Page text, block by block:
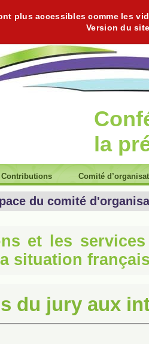
plus accessibles comme les
Version du
la
Contributions Comité
du comité
et les
situation
du jury aux